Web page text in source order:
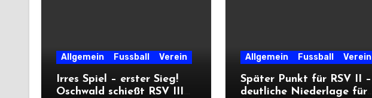
Allgemein Fussball Verein
Irres Spiel – erster Sieg!
Oschwald schießt RSV III
Allgemein Fussball Verein
Später Punkt für RSV II –
deutliche Niederlage für